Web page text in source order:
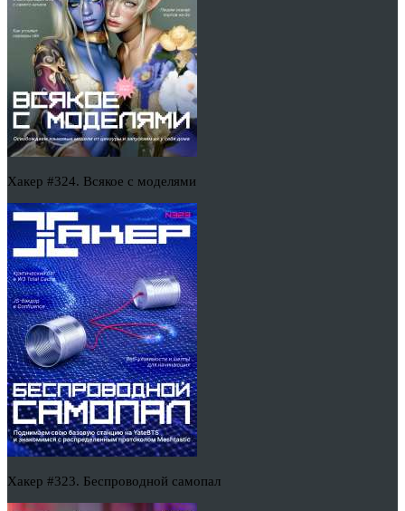
Хакер #324. Всякое с моделями
Хакер #323. Беспроводной самопал